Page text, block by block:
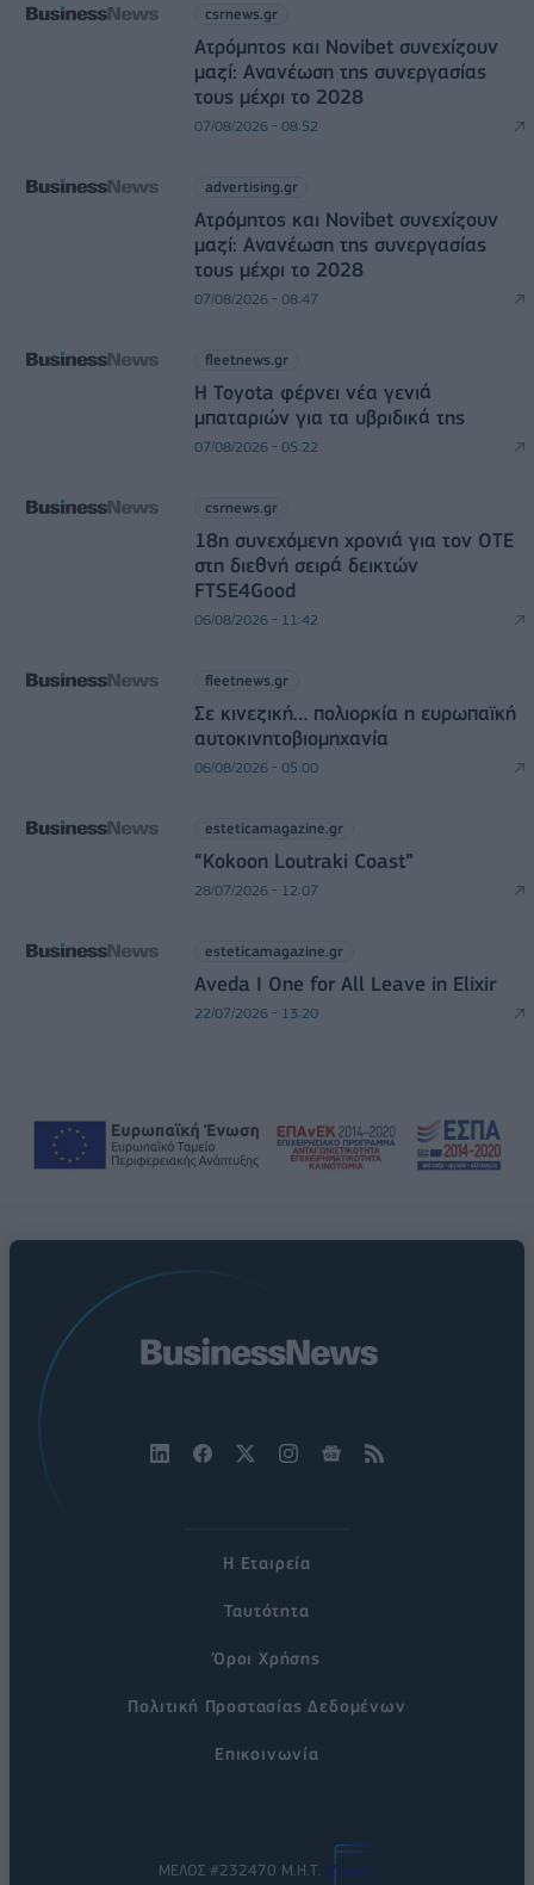
csrnews.gr
Ατρόμητος και Novibet συνεχίζουν
μαζί: Ανανέωση της συνεργασίας
τους μέχρι το 2028
07/08/2026 - 08:52
advertising.gr
Ατρόμητος και Novibet συνεχίζουν
μαζί: Ανανέωση της συνεργασίας
τους μέχρι το 2028
07/08/2026 - 08:47
fleetnews.gr
Η Toyota φέρνει νέα γενιά
μπαταριών για τα υβριδικά της
07/08/2026 - 05:22
csrnews.gr
18η συνεχόμενη χρονιά για τον ΟΤΕ
στη διεθνή σειρά δεικτών
FTSE4Good
06/08/2026 - 11:42
fleetnews.gr
Σε κινεζική… πολιορκία η ευρωπαϊκή
αυτοκινητοβιομηχανία
06/08/2026 - 05:00
esteticamagazine.gr
“Kokoon Loutraki Coast”
28/07/2026 - 12:07
esteticamagazine.gr
Aveda I One for All Leave in Elixir
22/07/2026 - 13:20
Η Εταιρεία
Ταυτότητα
Όροι Χρήσης
Πολιτική Προστασίας Δεδομένων
Επικοινωνία
ΜΕΛΟΣ #232470 Μ.Η.Τ.